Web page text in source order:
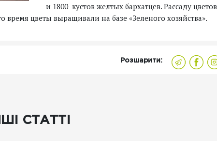
и 1800 кустов желтых бархатцев. Рассаду цветов
время цветы выращивали на базе «Зеленого хозяйства».
Розшарити:
СТАТТІ